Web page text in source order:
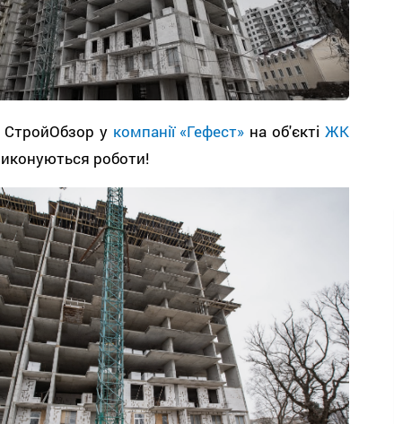
СтройОбзор у компанії «Гефест» на об'єкті ЖК
роботи!